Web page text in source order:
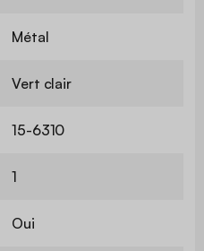
Métal
Vert clair
15-6310
1
Oui